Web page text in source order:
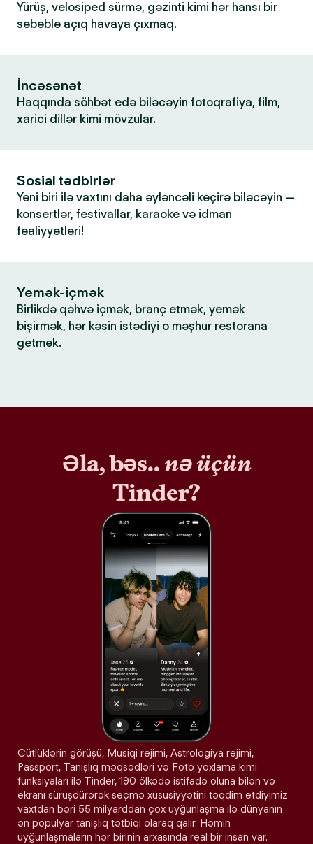
Yürüş, velosiped sürmə, gəzinti kimi hər hansı bir
səbəblə açıq havaya çıxmaq.
İncəsənət
Haqqında söhbət edə biləcəyin fotoqrafiya, film,
xarici dillər kimi mövzular.
Sosial tədbirlər
Yeni biri ilə vaxtını daha əyləncəli keçirə biləcəyin —
konsertlər, festivallar, karaoke və idman
fəaliyyətləri!
Yemək-içmək
Birlikdə qəhvə içmək, branç etmək, yemək
bişirmək, hər kəsin istədiyi o məşhur restorana
getmək.
Əla, bəs..nə üçün
Tinder?
Cütlüklərin görüşü, Musiqi rejimi, Astrologiya rejimi,
Passport, Tanışlıq məqsədləri və Foto yoxlama kimi
funksiyaları ilə Tinder, 190 ölkədə istifadə oluna bilən və
ekranı sürüşdürərək seçmə xüsusiyyətini təqdim etdiyimiz
vaxtdan bəri 55 milyarddan çox uyğunlaşma ilə dünyanın
ən populyar tanışlıq tətbiqi olaraq qalır. Həmin
uyğunlaşmaların hər birinin arxasında real bir insan var.